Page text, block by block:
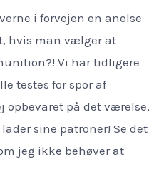
i forvejen en anelse
hvis man vælger at
Vi har tidligere
testes for spor af
opbevaret på det værelse,
sine patroner! Se det
jeg ikke behøver at